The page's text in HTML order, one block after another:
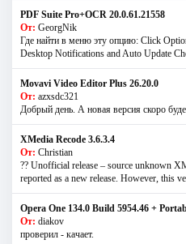
PDF Suite Pro+OCR 20.0.61.21558
От: GeorgNik
Где найти в меню эту опцию: Click
Desktop Notifications and Auto Update
Movavi Video Editor Plus 26.20.0
От: azxsdc321
Добрый день. А новая версия скоро
XMedia Recode 3.6.3.4
От: Christian
?? Unofficial release – source unknown
reported as a new release. However, this
Opera One 134.0 Build 5954.46 +
От: diakov
проверил - качает.